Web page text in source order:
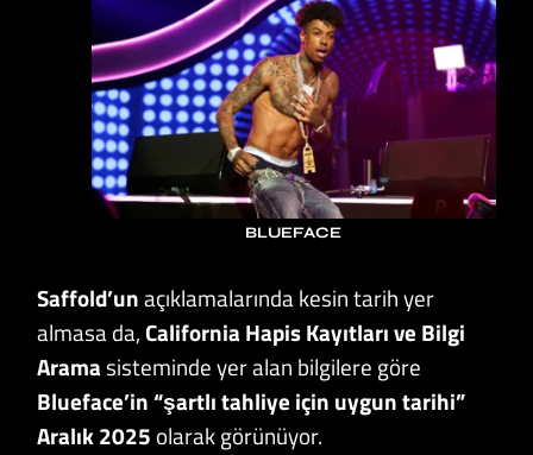
BLUEFACE
Saffold’unaçıklamalarında kesin tarih yer
almasa da,California Hapis Kayıtları ve Bilgi
Arama sisteminde yer alan bilgilere göre
Blueface’in “şartlı tahliye için uygun tarihi”
Aralık 2025 olarak görünüyor.